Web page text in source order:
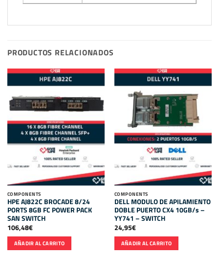
PRODUCTOS RELACIONADOS
COMPONENTS
HPE AJ822C BROCADE 8/24
PORTS 8GB FC POWER PACK
SAN SWITCH
106,48€
AÑADIR AL CARRITO
COMPONENTS
DELL MODULO DE APILAMIENTO
DOBLE PUERTO CX4 10GB/s –
YY741 – SWITCH
24,95€
AÑADIR AL CARRITO